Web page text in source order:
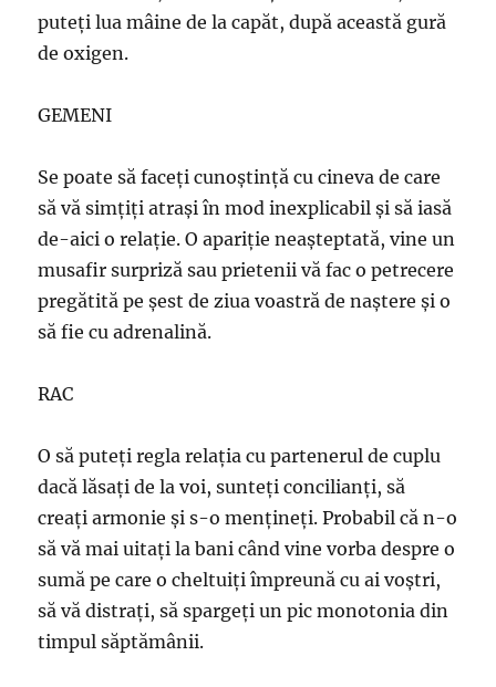
puteţi lua mâine de la capăt, după această gură
de oxigen.
GEMENI
Se poate să faceţi cunoştinţă cu cineva de care
să vă simţiţi atraşi în mod inexplicabil şi să iasă
de-aici o relaţie. O apariţie neaşteptată, vine un
musafir surpriză sau prietenii vă fac o petrecere
pregătită pe şest de ziua voastră de naştere şi o
să fie cu adrenalină.
RAC
O să puteţi regla relaţia cu partenerul de cuplu
dacă lăsaţi de la voi, sunteţi concilianţi, să
creaţi armonie şi s-o menţineţi. Probabil că n-o
să vă mai uitaţi la bani când vine vorba despre o
sumă pe care o cheltuiţi împreună cu ai voştri,
să vă distraţi, să spargeţi un pic monotonia din
timpul săptămânii.